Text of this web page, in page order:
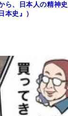
ら、日本人の精神史
本史』）